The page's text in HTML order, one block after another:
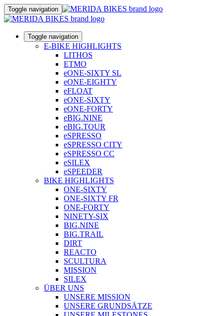
Toggle navigation
Toggle navigation
E-BIKE HIGHLIGHTS
LITHOS
ETMO
eONE-SIXTY SL
eONE-EIGHTY
eFLOAT
eONE-SIXTY
eONE-FORTY
eBIG.NINE
eBIG.TOUR
eSPRESSO
eSPRESSO CITY
eSPRESSO CC
eSILEX
eSPEEDER
BIKE HIGHLIGHTS
ONE-SIXTY
ONE-SIXTY FR
ONE-FORTY
NINETY-SIX
BIG.NINE
BIG.TRAIL
DIRT
REACTO
SCULTURA
MISSION
SILEX
ÜBER UNS
UNSERE MISSION
UNSERE GRUNDSÄTZE